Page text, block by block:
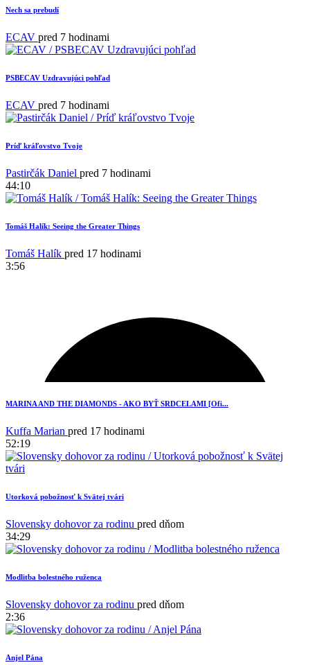
Nech sa prebudí
ECAV pred 7 hodinami
PSBECAV Uzdravujúci pohľad
ECAV pred 7 hodinami
Príď kráľovstvo Tvoje
Pastirčák Daniel pred 7 hodinami
44:10
Tomáš Halík: Seeing the Greater Things
Tomáš Halík pred 17 hodinami
3:56
16
MARINA AND THE DIAMONDS - AKO BYŤ SRDCELAMI [Ofi...
Kuffa Marian pred 17 hodinami
52:19
Utorková pobožnosť k Svätej tvári
Slovensky dohovor za rodinu pred dňom
34:29
Modlitba bolestného ruženca
Slovensky dohovor za rodinu pred dňom
2:36
Anjel Pána